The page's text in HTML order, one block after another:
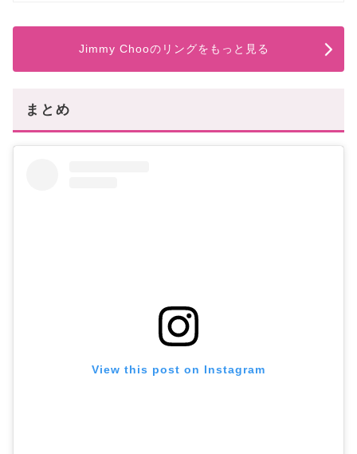
Jimmy Chooのリングをもっと見る
まとめ
View this post on Instagram